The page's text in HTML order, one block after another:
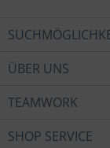
ÜBER UNS
TEAMWORK
SHOP SERVICE